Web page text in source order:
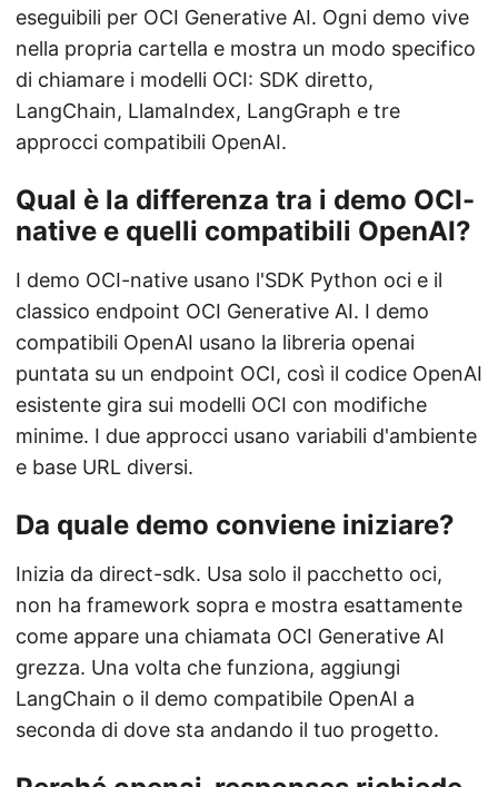
eseguibili per OCI Generative AI. Ogni demo vive
nella propria cartella e mostra un modo specifico
di chiamare i modelli OCI: SDK diretto,
LangChain, LlamaIndex, LangGraph e tre
approcci compatibili OpenAI.
Qual è la differenza tra i demo OCI-
native e quelli compatibili OpenAI?
I demo OCI-native usano l'SDK Python oci e il
classico endpoint OCI Generative AI. I demo
compatibili OpenAI usano la libreria openai
puntata su un endpoint OCI, così il codice OpenAI
esistente gira sui modelli OCI con modifiche
minime. I due approcci usano variabili d'ambiente
e base URL diversi.
Da quale demo conviene iniziare?
Inizia da direct-sdk. Usa solo il pacchetto oci,
non ha framework sopra e mostra esattamente
come appare una chiamata OCI Generative AI
grezza. Una volta che funziona, aggiungi
LangChain o il demo compatibile OpenAI a
seconda di dove sta andando il tuo progetto.